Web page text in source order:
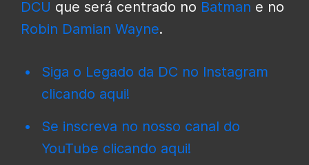
DCU que será centrado no Batman e no
Robin Damian Wayne.
Siga o Legado da DC no Instagram
clicando aqui!
Se inscreva no nosso canal do
YouTube clicando aqui!